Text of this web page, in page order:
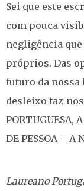
Sei que este
com pouca
negligência
próprios. Das
futuro da nossa
desleixo faz-nos
PORTUGUESA,
DE PESSOA – A
Laureano